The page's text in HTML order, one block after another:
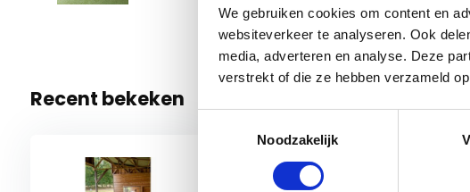
We gebruiken cookies om content en
websiteverkeer te analyseren. Ook
media, adverteren en analyse. Deze
verstrekt of die ze hebben verzameld
Noodzakelijk
Verder wordt er aangegeven hoe lang je swing moet zijn bij
meerdere zones waarin je de bal moet laten eindigen en zul je
ogen boven de bal staan op het moment van putten.
Hou je putts bij en deel met ons je progressie!Wij zijn heel benieuwd
Recent bekeken